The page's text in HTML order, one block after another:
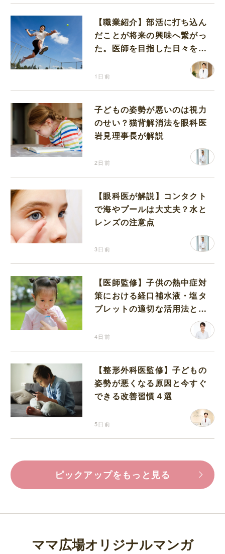
【職業紹介】部活に打ち込ん
だことが将来の興味へ繋がっ
た。医師を目指した日々を振
1日前
子どもの姿勢が悪いのは視力
のせい？猫背解消法を眼科医
岩見理事長が解説
2日前
【眼科医が解説】コンタクト
で海やプールは大丈夫？水と
レンズの注意点
3日前
【医師監修】子供の熱中症対
策における経口補水液・塩タ
ブレットの適切な活用法と水
4日前
【整形外科医監修】子どもの
姿勢が悪くなる原因と今すぐ
できる改善習慣４選
5日前
ピックアップをもっと見る
ママ広場オリジナルマンガ